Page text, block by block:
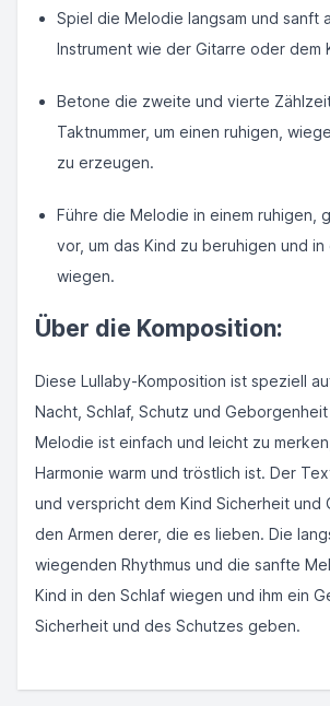
Spiel die Melodie langsam und sanft
Instrument wie der Gitarre oder dem
Betone die zweite und vierte
Taktnummer, um einen ruhigen,
zu erzeugen.
Führe die Melodie in einem ruhigen,
vor, um das Kind zu beruhigen und in
wiegen.
Über die Komposition:
Diese Lullaby-Komposition ist speziell
Nacht, Schlaf, Schutz und
Melodie ist einfach und leicht zu
Harmonie warm und tröstlich ist. Der
und verspricht dem Kind Sicherheit und
den Armen derer, die es lieben. Die
wiegenden Rhythmus und die sanfte
Kind in den Schlaf wiegen und ihm ein
Sicherheit und des Schutzes geben.